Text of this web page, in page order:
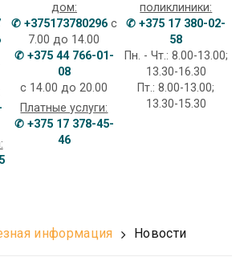
дом:
✆ +375173780296с
7.00 до 14.00
✆ +375 44 766-01-
08
с 14.00 до 20.00
Платные услуги:
✆ +375 17 378-45-
46
поликлиники:
✆ +375 17 380-02-
58
Пн. - Чт.: 8.00-13.00;
13.30-16.30
Пт.: 8.00-13.00;
13.30-15.30
информация Новости